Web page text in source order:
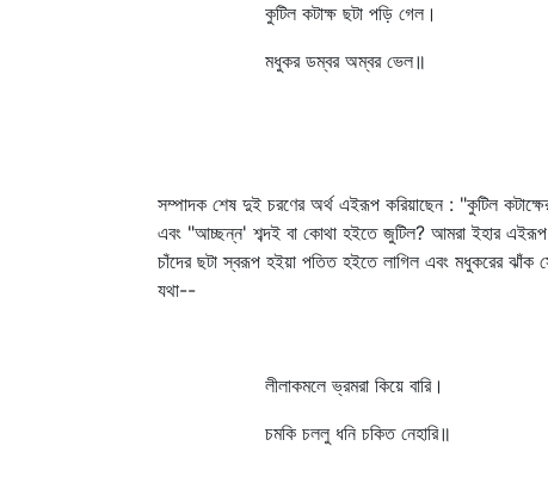
কুটিল কটাক্ষ ছটা পড়ি গেল।
মধুকর ডম্বর অম্বর ভেল॥
সম্পাদক শেষ দুই চরণের অর্থ এইরূপ করিয়াছেন : "কুটিল
এবং "আচ্ছন্ন' শব্দই বা কোথা হইতে জুটিল? আমরা ইহার এইরূপ
চাঁদের ছটা স্বরূপ হইয়া পতিত হইতে লাগিল এবং মধুকরের
যথা--
লীলাকমলে ভ্রমরা কিয়ে বারি।
চমকি চললু ধনি চকিত নেহারি॥